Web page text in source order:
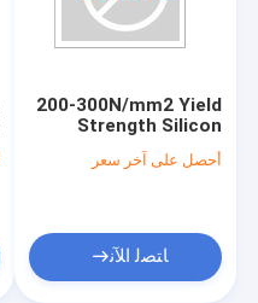
200-300N/mm2 Yield
Strength Silicon
Steel 0.23mm-0.5mm
Thickness 1.2-1.4
أحصل على آخر سعر
ﺎﺘﺼﻟ ﺍﻶﻧ